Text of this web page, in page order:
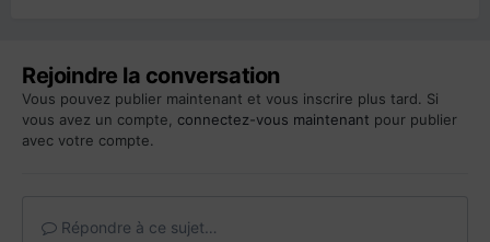
Rejoindre la conversation
Vous pouvez publier maintenant et vous inscrire plus tard. Si
vous avez un compte, connectez-vous maintenant pour publier
avec votre compte.
Répondre à ce sujet…